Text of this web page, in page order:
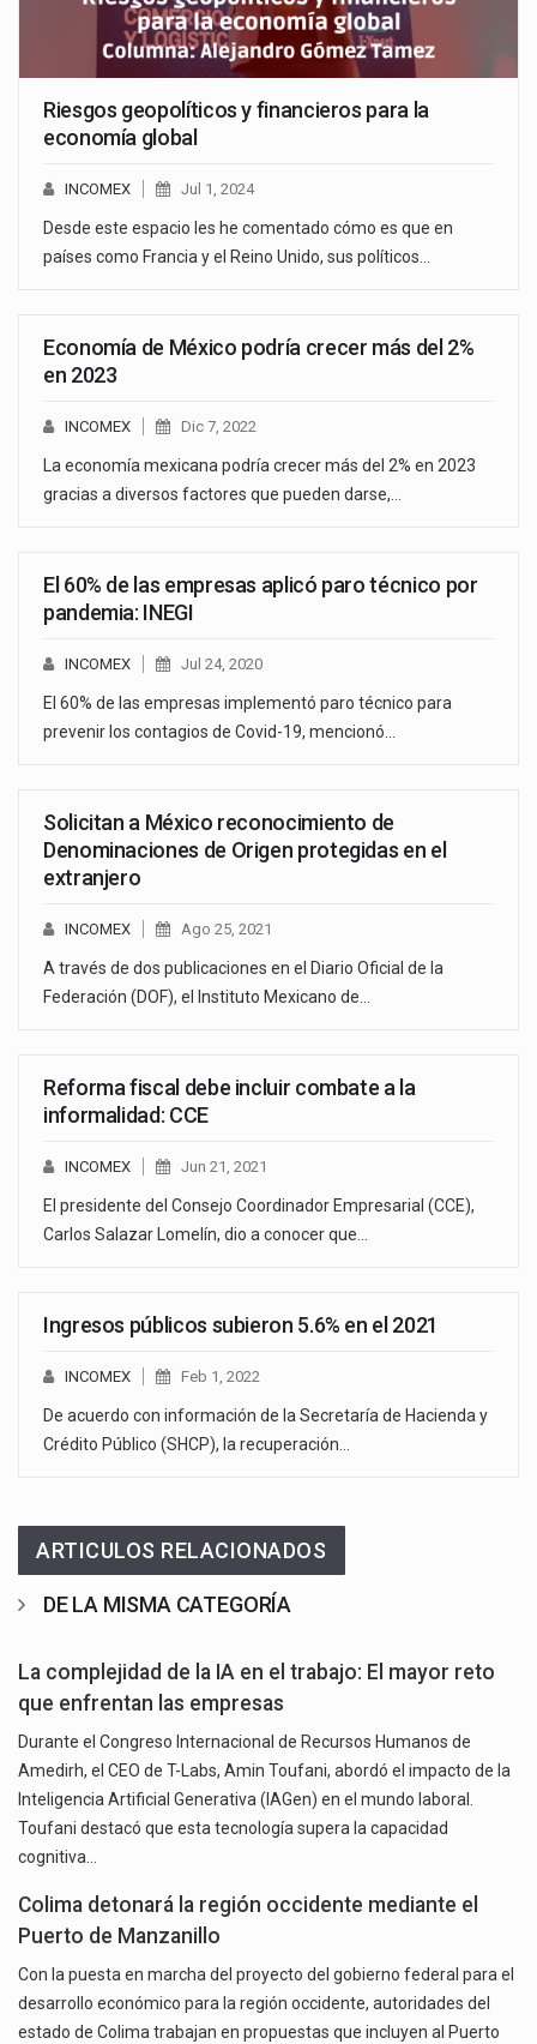
Riesgos geopolíticos y financieros para la
economía global
INCOMEX Jul 1, 2024
Desde este espacio les he comentado cómo es que en
países como Francia y el Reino Unido, sus políticos…
Economía de México podría crecer más del 2%
en 2023
INCOMEX Dic 7, 2022
La economía mexicana podría crecer más del 2% en 2023
gracias a diversos factores que pueden darse,…
El 60% de las empresas aplicó paro técnico por
pandemia: INEGI
INCOMEX Jul 24, 2020
El 60% de las empresas implementó paro técnico para
prevenir los contagios de Covid-19, mencionó…
Solicitan a México reconocimiento de
Denominaciones de Origen protegidas en el
extranjero
INCOMEX Ago 25, 2021
A través de dos publicaciones en el Diario Oficial de la
Federación (DOF), el Instituto Mexicano de…
Reforma fiscal debe incluir combate a la
informalidad: CCE
INCOMEX Jun 21, 2021
El presidente del Consejo Coordinador Empresarial (CCE),
Carlos Salazar Lomelín, dio a conocer que…
Ingresos públicos subieron 5.6% en el 2021
INCOMEX Feb 1, 2022
De acuerdo con información de la Secretaría de Hacienda y
Crédito Público (SHCP), la recuperación…
ARTICULOS RELACIONADOS
DE LA MISMA CATEGORÍA
La complejidad de la IA en el trabajo: El mayor reto
que enfrentan las empresas
Durante el Congreso Internacional de Recursos Humanos de
Amedirh, el CEO de T-Labs, Amin Toufani, abordó el impacto de la
Inteligencia Artificial Generativa (IAGen) en el mundo laboral.
Toufani destacó que esta tecnología supera la capacidad
cognitiva…
Colima detonará la región occidente mediante el
Puerto de Manzanillo
Con la puesta en marcha del proyecto del gobierno federal para el
desarrollo económico para la región occidente, autoridades del
estado de Colima trabajan en propuestas que incluyen al Puerto